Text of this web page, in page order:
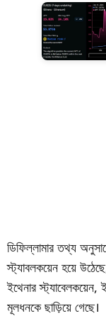
$1.36
-4.68%
ডিফিল্লামার তথ্য
স্ট্যাবলকয়েন হয়ে
ইথেনার
মূলধনকে ছাড়িয়ে গেছে।